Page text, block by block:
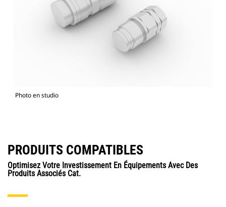
Photo en studio
PRODUITS COMPATIBLES
Optimisez Votre Investissement En Équipements Avec Des
Produits Associés Cat.